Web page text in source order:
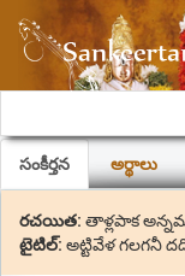
సంకీర్తన అర్థాలు
రచయిత: తాళ్లపాక
టైటిల్: అట్టివేళ గలగనీ